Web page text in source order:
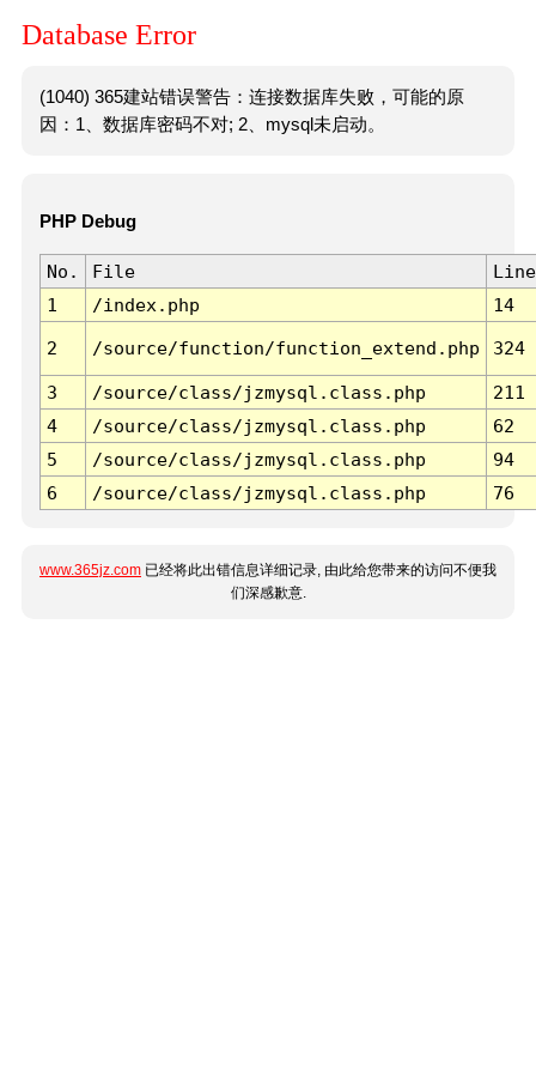
Database Error
(1040) 365建站错误警告：连接数据库失败，可能的原
因：1、数据库密码不对; 2、mysql未启动。
PHP Debug
No. File
Line
1
/index.php 14
2 /source/function/function_extend.php 324
3 /source/class/jzmysql.class.php
211
4
/source/class/jzmysql.class.php
62
5
/source/class/jzmysql.class.php
94
6
/source/class/jzmysql.class.php 76
www.365jz.com 已经将此出错信息详细记录, 由此给您带来的访问不便我
们深感歉意.